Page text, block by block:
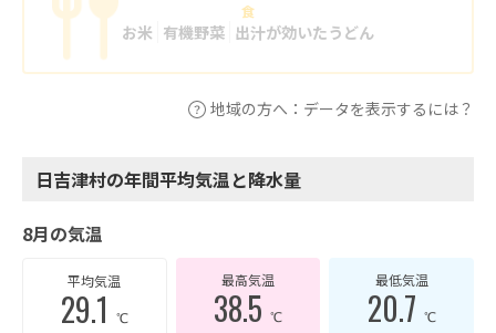
食
お米 有機野菜 出汁が効いたうどん
地域の方へ：データを表示するには？
日吉津村の年間平均気温と降水量
8月の気温
平均気温
29.1 ℃
最高気温
38.5 ℃
最低気温
20.7 ℃